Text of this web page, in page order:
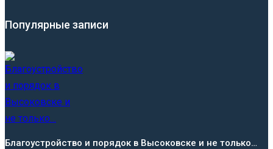
Популярные записи
Благоустройство и порядок в Высоковске и не только…